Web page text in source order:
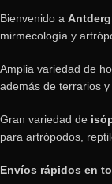
Bienvenido a
mirmecología y
Amplia variedad de
además de terrarios
Gran variedad de
para artrópodos,
Envíos rápidos en